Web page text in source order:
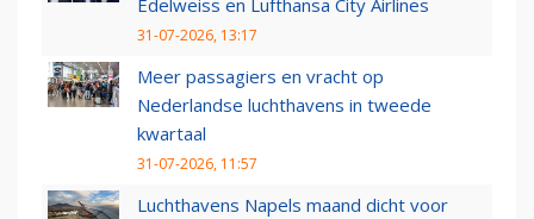
Edelweiss en Lufthansa City Airlines
31-07-2026, 13:17
Meer passagiers en vracht op
Nederlandse luchthavens in tweede
kwartaal
31-07-2026, 11:57
Luchthavens Napels maand dicht voor